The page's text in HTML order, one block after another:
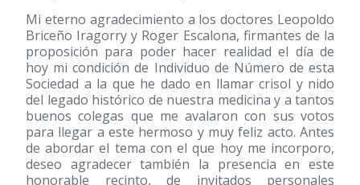
Mi eterno agradecimiento a los doctores Leopoldo
Briceño Iragorry y Roger Escalona, firmantes de la
proposición para poder hacer realidad el día de
hoy mi condición de Individuo de Número de esta
Sociedad a la que he dado en llamar crisol y nido
del legado histórico de nuestra medicina y a tantos
buenos colegas que me avalaron con sus votos
para llegar a este hermoso y muy feliz acto. Antes
de abordar el tema con el que hoy me incorporo,
deseo agradecer también la presencia en este
honorable recinto, de invitados personales